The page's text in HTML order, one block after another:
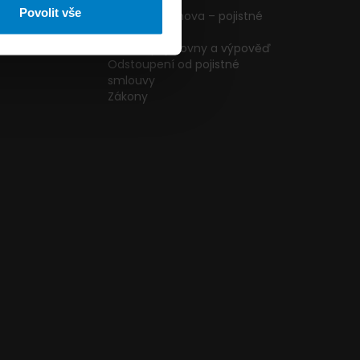
Povolit vše
Pojištění domova – pojistné
podmínky
Změna pojišťovny a výpověď
Odstoupení od pojistné
smlouvy
Zákony